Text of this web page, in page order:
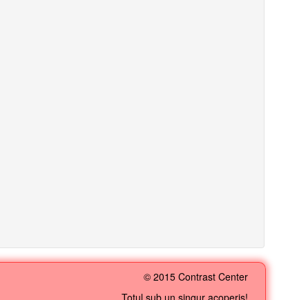
© 2015 Contrast Center
Totul sub un singur acoperiș!